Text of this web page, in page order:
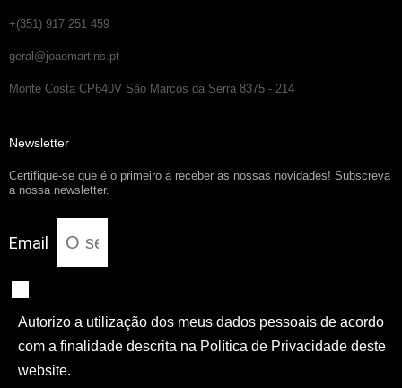
+(351) 917 251 459
geral@joaomartins.pt
Monte Costa CP640V São Marcos da Serra 8375 - 214
Newsletter
Certifique-se que é o primeiro a receber as nossas novidades! Subscreva
a nossa newsletter.
Email
Autorizo a utilização dos meus dados pessoais de acordo
com a finalidade descrita na Política de Privacidade deste
website.